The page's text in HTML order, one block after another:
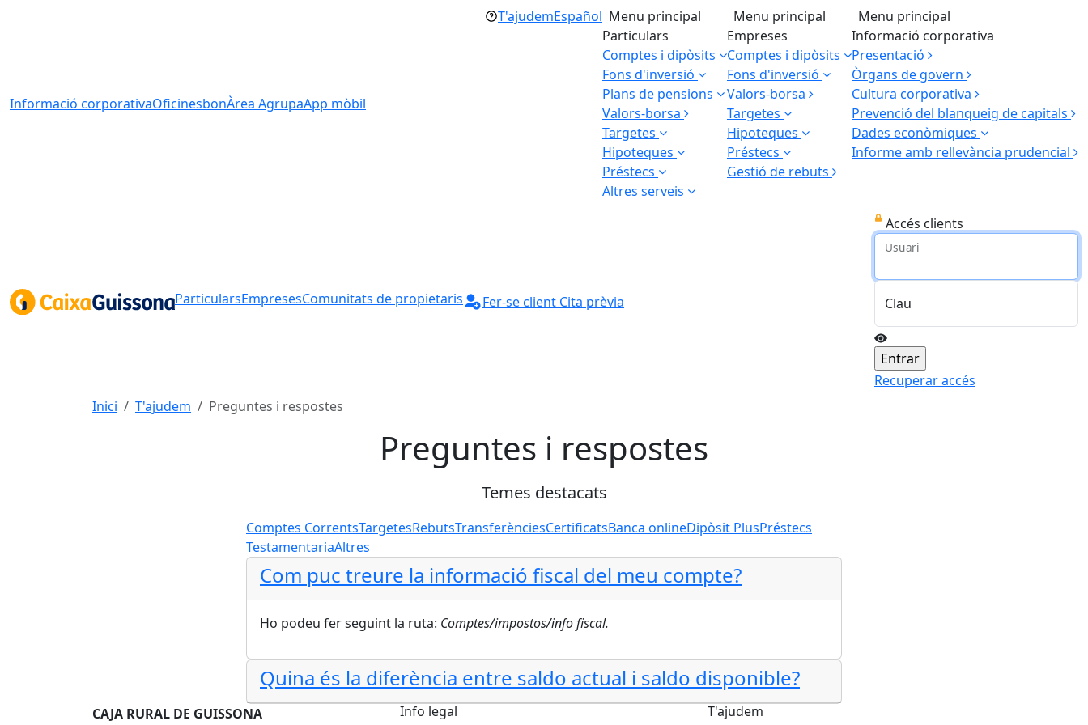
Informació corporativaOficinesbonÀrea AgrupaApp mòbil
T'ajudemEspañol Menu principal
Particulars
Comptes i dipòsits
Fons d'inversió
Plans de pensions
Valors-borsa
Targetes
Hipoteques
Préstecs
Altres serveis
Menu principal
Empreses
Comptes i dipòsits
Fons d'inversió
Valors-borsa
Targetes
Hipoteques
Préstecs
Gestió de rebuts
Menu principal
Informació corporativa
Presentació
Òrgans de govern
Cultura corporativa
Prevenció del blanqueig de capitals
Dades econòmiques
Informe amb rellevància prudencial
ParticularsEmpresesComunitats de propietaris Fer-se client Cita prèvia
Accés clients
Usuari
Clau
Recuperar accés
Inici
T'ajudem Preguntes i respostes
Preguntes i respostes
Temes destacats
Comptes CorrentsTargetesRebutsTransferènciesCertificatsBanca onlineDipòsit PlusPréstecs
TestamentariaAltres
Com puc treure la informació fiscal del meu compte?
Ho podeu fer seguint la ruta: Comptes/impostos/info fiscal.
Quina és la diferència entre saldo actual i saldo disponible?
CAJA RURAL DE GUISSONA
Info legal T'ajudem